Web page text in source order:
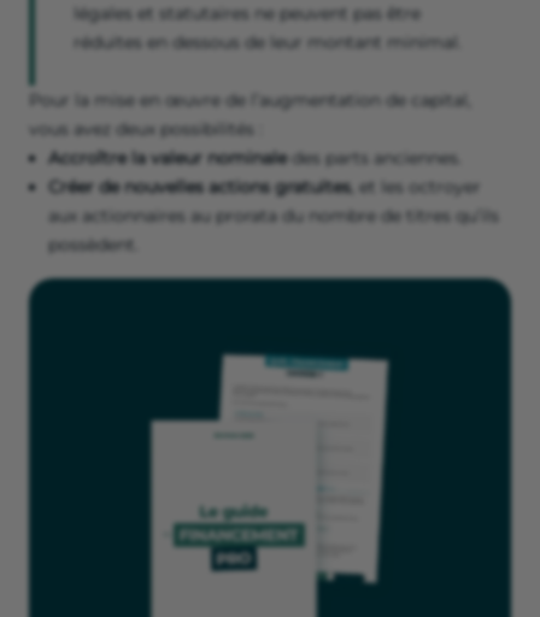
légales et statutaires ne peuvent pas être
réduites en dessous de leur montant minimal.
Pour la mise en œuvre de l’augmentation de capital,
vous avez deux possibilités :
Accroître la valeur nominaledes parts anciennes.
Créer de nouvelles actions gratuites, et les octroyer
aux actionnaires au prorata du nombre de titres qu’ils
possèdent.